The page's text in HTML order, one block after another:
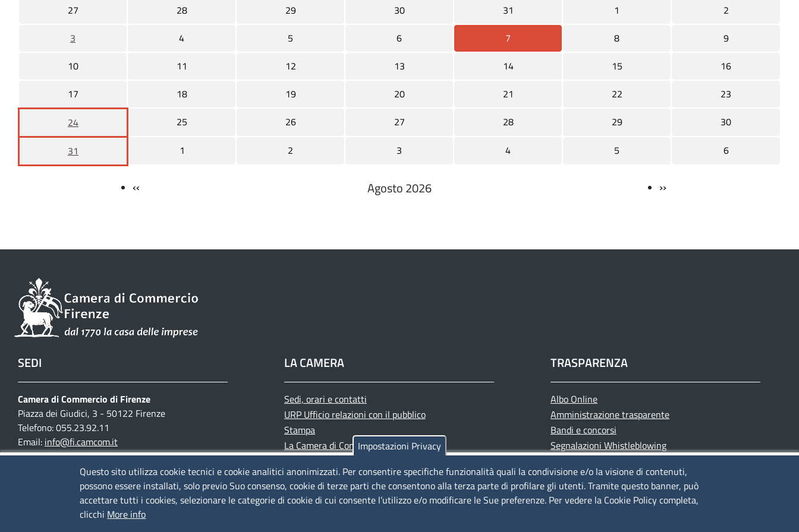
27
28 29 30 31 1
2
3
4 5 6 7 8
9
10
11 12 13 14 15
16
17
18 19 20 21 22
23
24
25 26 27 28 29 30
31 1 2 3 4 5 6
Paginazione
‹‹ ››
Agosto 2026
SEDI
Camera di Commercio di Firenze
Piazza dei Giudici, 3 - 50122 Firenze
Telefono: 055.23.92.11
Email: info@fi.camcom.it
Posta elettronica certificata:
cciaa.firenze@fi.legalmail.camcom.it
Partita IVA 03097420487
Codice fiscale 80002690487
LA CAMERA
Sedi, orari e contatti
URP Ufficio relazioni con il pubblico
Stampa
La Camera di Commercio oggi
Siti tematici
TRASPARENZA
Albo Online
Amministrazione trasparente
Bandi e concorsi
Segnalazioni Whistleblowing
IBAN e pagamenti informatici
Informative privacy e cookie
Verifiche PA
Impostazioni Privacy
Questo sito utilizza cookie tecnici e cookie analitici anonimizzati. Per consentire specifiche funzionalità quali la condivisione e/o la visione di contenuti,
possono essere installati, solo previo Suo consenso, cookie di terze parti che consentono alla terza parte di profilare gli utenti. Tramite questo banner, può
accettare tutti i cookies, selezionare le categorie di cookie di cui consente l’utilizzo e/o modificare le Sue preferenze. Per vedere la Cookie Policy completa,
clicchi More info